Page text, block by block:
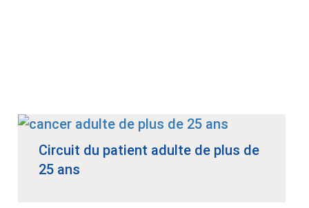
Circuit du patient adulte de plus de
25 ans